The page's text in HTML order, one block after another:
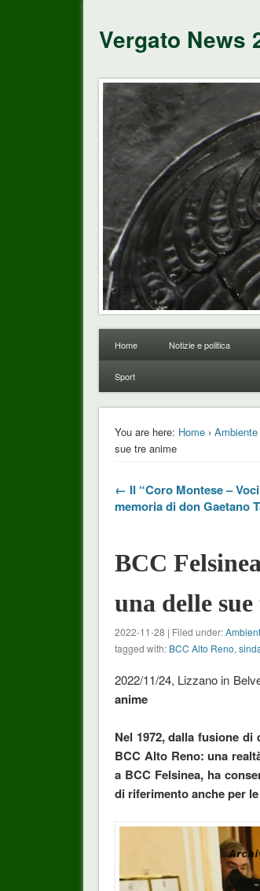
Vergato News
Home Notizie e politica
Sport
You are here: Home›
sue tre anime
← Il “Coro Montese –
memoria di don Gaetano
BCC
una delle
2022-11-28 | Filed under:
tagged with: BCC Alto Reno,
2022/11/24, Lizzano in
anime
Nel 1972, dalla fusione di
BCC Alto Reno: una
a BCC Felsinea, ha
di riferimento anche per